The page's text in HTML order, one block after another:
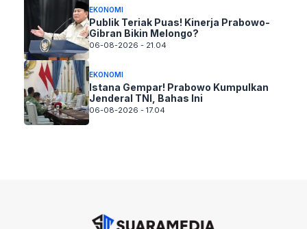
EKONOMI
Publik Teriak Puas! Kinerja Prabowo-
Gibran Bikin Melongo?
06-08-2026 - 21.04
EKONOMI
Istana Gempar! Prabowo Kumpulkan
Jenderal TNI, Bahas Ini
06-08-2026 - 17.04